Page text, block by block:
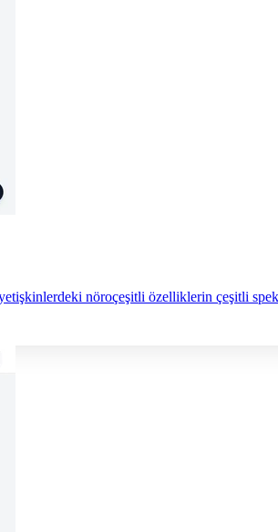
nöroçeşitli özelliklerin çeşitli